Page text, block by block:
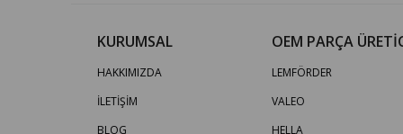
KURUMSAL
HAKKIMIZDA
İLETİŞİM
BLOG
OEM PARÇA
LEMFÖRDER
VALEO
HELLA